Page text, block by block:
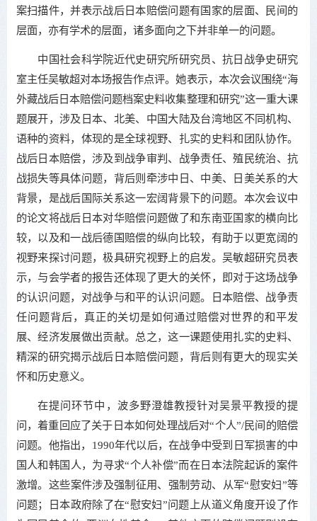
案扫描件，并表示战后日本赔偿问题有国家的层面、民间的
层面，亦有学术的层面，诸多面向之下并非单一的问题。
中国社会科学院近代史研究所研究员、抗日战争史研究
室主任吴敏超对本场报告作点评。她表示，本次会议围绕“海
外藏战后日本赔偿问题档案史料收集整理和研究”这一重大课
题展开，涉及日本、北美、中国大陆及台湾地区不同机构、
语种的资料，体现的是全球视野、扎实的史料和团队协作。
战后日本赔偿，涉及到战争审判、战争责任、殖民统治、抗
战损失等具体问题，背后则牵涉中日、中美、日美关系的大
背景，是战后国际关系这一宏阔背景下的问题。本次会议中
的论文将战后日本对华赔偿问题做了和东南亚国家的横向比
较，以及和一战后德国赔偿的纵向比较，有助于以更宽阔的
视野来探讨问题，极具研究视野上的启发。吴敏超研究员表
示，与会学者的报告还体现了更大的关怀，即对于这场战争
的认识问题，对战争与和平的认识问题。日本赔偿、战争责
任问题背后，真正的关切是如何通过赔偿对世界的和平发
展、经济发展做出贡献。总之，这一课题使用扎实的史料、
精深的研究揭示战后日本赔偿问题，背后则有更大的现实关
怀和历史意义。
在提问环节中，波多野澄雄教授针对吴景平教授的提
问，着重回应了关于日本如何处理战后对“个人”/民间的赔偿
问题。他指出，1990年代以后，在战争中受到日军损害的中
国人和韩国人，为寻求“个人补偿”而在日本法院起诉的案件
激增。这些案件涉及强制征用、强制劳动、从军“慰安妇”等
问题；日本政府除了在“慰安妇”问题上从道义角度开设了作